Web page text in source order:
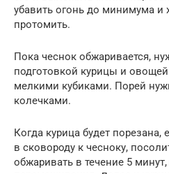
убавить огонь до минимума и
протомить.
Пока чеснок обжаривается,
подготовкой курицы и
мелкими кубиками. Порей
колечками.
Когда курица будет
в сковороду к чесноку,
обжаривать в течение 5